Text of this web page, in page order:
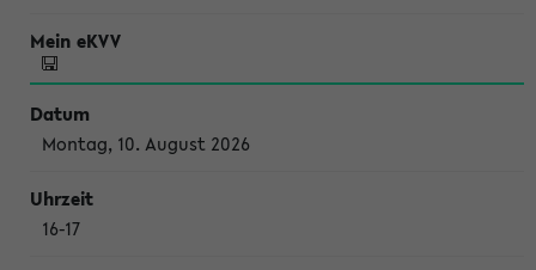
Montag, 10. August 2026
16-17